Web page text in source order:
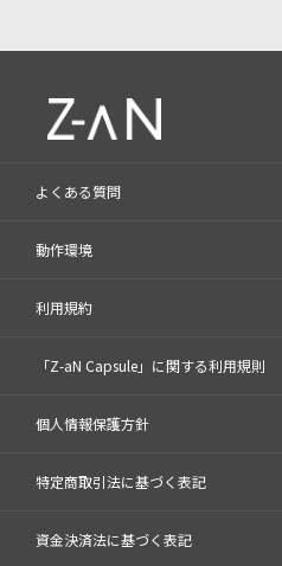
よくある質問
動作環境
利用規約
「Z-aN Capsule」に関する利用規則
個人情報保護方針
特定商取引法に基づく表記
資金決済法に基づく表記